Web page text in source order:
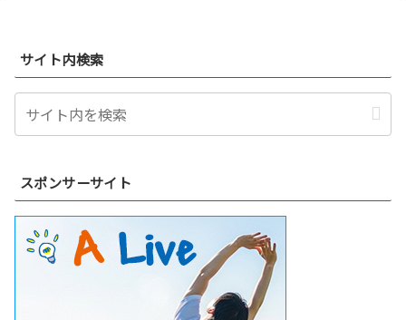
サイト内検索
スポンサーサイト